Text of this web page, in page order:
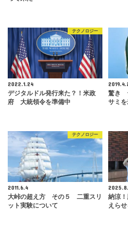
テクノロジー
2022.1.24
デジタルドル発行来た？！米政
府 大統領令を準備中
驚き
サミ
テクノロジー
2011.6.4
大峠の超え方 その５ 二重スリ
ット実験について
納涼
えら